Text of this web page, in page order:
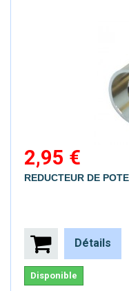
2,95 €
REDUCTEUR DE
Détails
Disponible